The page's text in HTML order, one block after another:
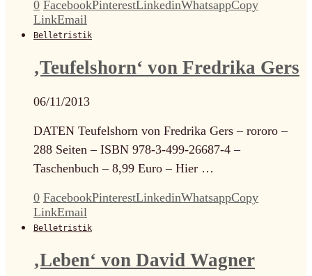
0 FacebookPinterestLinkedinWhatsappCopy
LinkEmail
Belletristik
‚Teufelshorn‘ von Fredrika Gers
06/11/2013
DATEN Teufelshorn von Fredrika Gers – rororo –
288 Seiten – ISBN 978-3-499-26687-4 –
Taschenbuch – 8,99 Euro – Hier …
0 FacebookPinterestLinkedinWhatsappCopy
LinkEmail
Belletristik
‚Leben‘ von David Wagner